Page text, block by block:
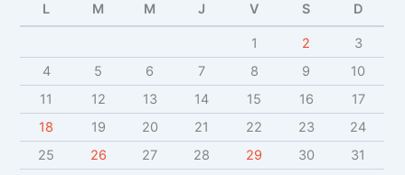
L M M J V S D
1 2
3
4
5 6 7 8 9
10
11
12 13 14 15 16
17
18
19 20 21 22 23
24
25
26 27 28 29 30 31